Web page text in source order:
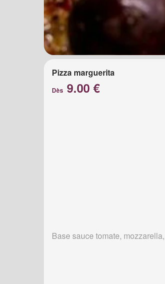
Pizza marguerita
Dès 9.00 €
Base sauce tomate,